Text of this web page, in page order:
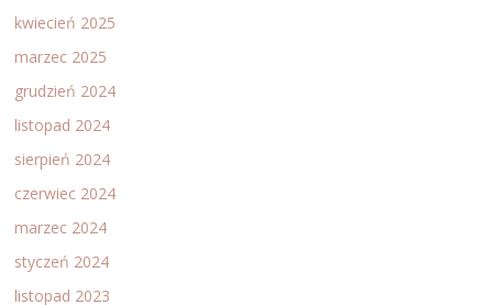
kwiecień 2025
marzec 2025
grudzień 2024
listopad 2024
sierpień 2024
czerwiec 2024
marzec 2024
styczeń 2024
listopad 2023